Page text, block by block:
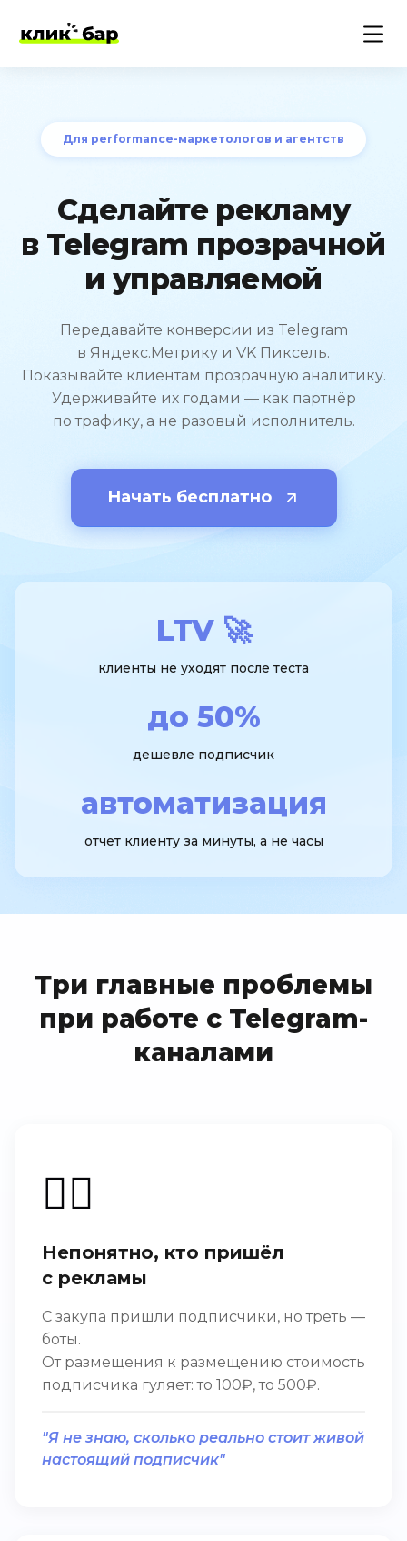
Для performance-маркетологов и агентств
Сделайте рекламу
в Telegram прозрачной
и управляемой
Передавайте конверсии из Telegram
в Яндекс.Метрику и VK Пиксель.
Показывайте клиентам прозрачную аналитику.
Удерживайте их годами — как партнёр
по трафику, а не разовый исполнитель.
Начать бесплатно
LTV 🚀
клиенты не уходят после теста
до 50%
дешевле подписчик
автоматизация
отчет клиенту за минуты, а не часы
Три главные проблемы
при работе с Telegram-
каналами
🤷‍♂️
Непонятно, кто пришёл
с рекламы
С закупа пришли подписчики, но треть —
боты.
От размещения к размещению стоимость
подписчика гуляет: то 100₽, то 500₽.
"Я не знаю, сколько реально стоит живой
настоящий подписчик"